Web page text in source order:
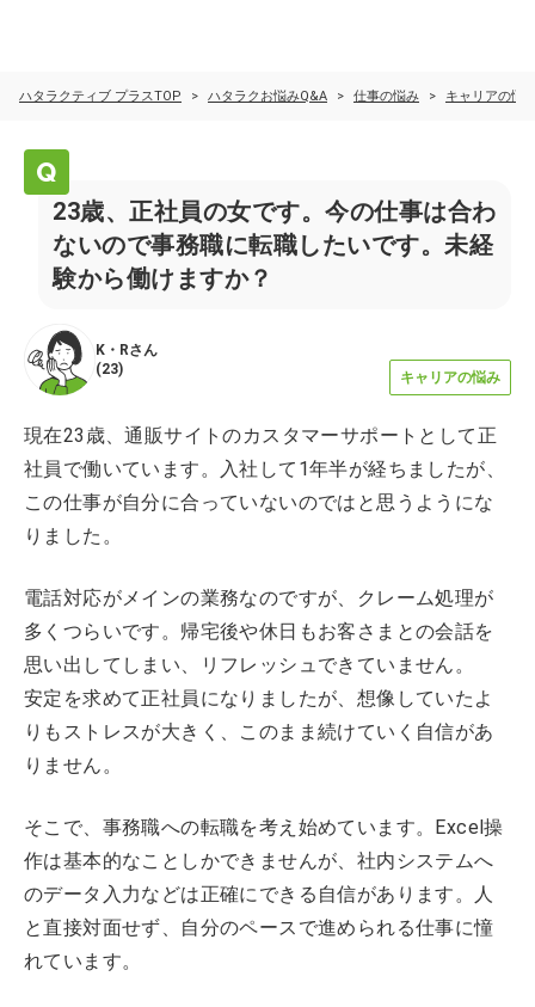
ハタラクティブ プラスTOP ハタラクお悩みQ&A 仕事の悩み キャリアの悩
23歳、正社員の女です。今の仕事は合わ
ないので事務職に転職したいです。未経
験から働けますか？
K・Rさん
(23) キャリアの悩み
現在23歳、通販サイトのカスタマーサポートとして正
社員で働いています。入社して1年半が経ちましたが、
この仕事が自分に合っていないのではと思うようにな
りました。
電話対応がメインの業務なのですが、クレーム処理が
多くつらいです。帰宅後や休日もお客さまとの会話を
思い出してしまい、リフレッシュできていません。
安定を求めて正社員になりましたが、想像していたよ
りもストレスが大きく、このまま続けていく自信があ
りません。
そこで、事務職への転職を考え始めています。Excel操
作は基本的なことしかできませんが、社内システムへ
のデータ入力などは正確にできる自信があります。人
と直接対面せず、自分のペースで進められる仕事に憧
れています。